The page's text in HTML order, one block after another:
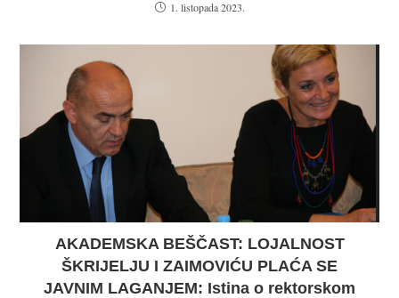
1. listopada 2023.
AKADEMSKA BEŠČAST: LOJALNOST
ŠKRIJELJU I ZAIMOVIĆU PLAĆA SE
JAVNIM LAGANJEM: Istina o rektorskom